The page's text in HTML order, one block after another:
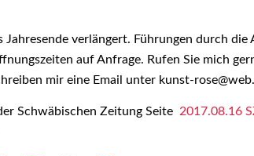
verlängert. Führungen durch die
auf Anfrage. Rufen Sie mich
mir eine Email unter kunst-
Schwäbischen Zeitung Seite 2017.08.16